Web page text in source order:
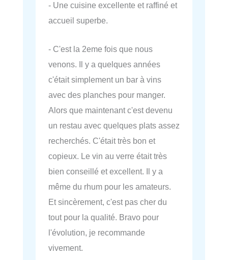
- Une cuisine excellente et raffiné et
accueil superbe.
- C'est la 2eme fois que nous
venons. Il y a quelques années
c'était simplement un bar à vins
avec des planches pour manger.
Alors que maintenant c'est devenu
un restau avec quelques plats assez
recherchés. C'était très bon et
copieux. Le vin au verre était très
bien conseillé et excellent. Il y a
même du rhum pour les amateurs.
Et sincèrement, c'est pas cher du
tout pour la qualité. Bravo pour
l'évolution, je recommande
vivement.